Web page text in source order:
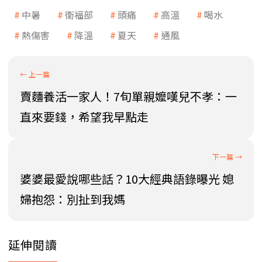
中暑 衛福部 頭痛 高溫
喝水
熱傷害
降溫 夏天 通風
賣麵養活一家人！7旬單親嬤嘆兒不孝：一
直來要錢，希望我早點走
婆婆最愛說哪些話？10大經典語錄曝光 媳
婦抱怨：別扯到我媽
延伸閱讀